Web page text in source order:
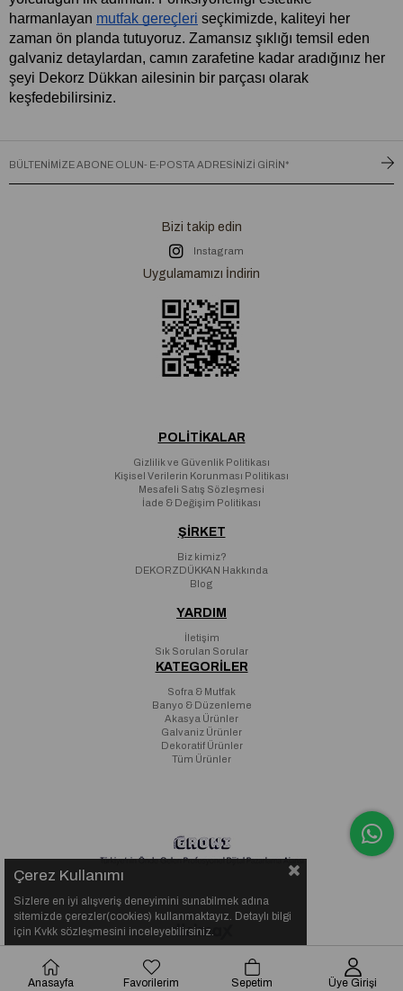
harmanlayan mutfak gereçleri seçkimizde, kaliteyi her
zaman ön planda tutuyoruz. Zamansız şıklığı temsil eden
galvaniz detaylardan, camın zarafetine kadar aradığınız her
şeyi Dekorz Dükkan ailesinin bir parçası olarak
keşfedebilirsiniz.
Bizi takip edin
Instagram
Uygulamamızı İndirin
POLİTİKALAR
Gizlilik ve Güvenlik Politikası
Kişisel Verilerin Korunması Politikası
Mesafeli Satış Sözleşmesi
İade & Değişim Politikası
ŞİRKET
Biz kimiz?
DEKORZDÜKKAN Hakkında
Blog
YARDIM
İletişim
Sık Sorulan Sorular
KATEGORİLER
Sofra & Mutfak
Banyo & Düzenleme
Akasya Ürünler
Galvaniz Ürünler
Dekoratif Ürünler
Tüm Ürünler
Çerez Kullanımı
Sizlere en iyi alışveriş deneyimini sunabilmek adına
sitemizde çerezler(cookies) kullanmaktayız. Detaylı bilgi
için Kvkk sözleşmesini inceleyebilirsiniz.
Anasayfa Favorilerim Sepetim Üye Girişi